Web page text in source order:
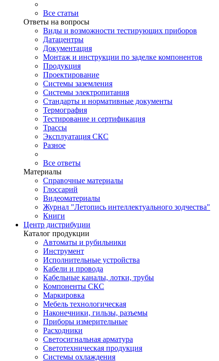
Все статьи
Ответы на вопросы
Виды и возможности тестирующих приборов
Датацентры
Документация
Монтаж и инструкции по заделке компонентов
Продукция
Проектирование
Системы заземления
Системы электропитания
Стандарты и нормативные документы
Термография
Тестирование и сертификация
Трассы
Эксплуатация СКС
Разное
Все ответы
Материалы
Справочные материалы
Глоссарий
Видеоматериалы
Журнал "Летопись интеллектуального зодчества"
Книги
Центр дистрибуции
Каталог продукции
Автоматы и рубильники
Инструмент
Исполнительные устройства
Кабели и провода
Кабельные каналы, лотки, трубы
Компоненты СКС
Маркировка
Мебель технологическая
Наконечники, гильзы, разъемы
Приборы измерительные
Расходники
Светосигнальная арматура
Светотехническая продукция
Системы охлаждения